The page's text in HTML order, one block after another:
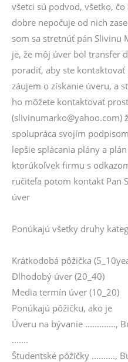
všetci sú podvod, všetko, čo
dobre nepočuje od nich
som sa stretnúť pán Slivinu
je, že môj úver bol transfer
poradiť, aby ste
záujem o získanie úveru, a
ho môžete kontaktovať
(slivinumarko@yahoo.com)
spolupráca svojím
lepšie splácania plány a
ktorúkoľvek firmu s
ručiteľa potom kontakt Pan
úver
Ponúkajú všetky druhy
Krátkodobá pôžička
Dlhodobý úver (20_40)
Media termín úver (10_20)
Ponúkajú pôžičku, ako je
Úveru na bývanie .............,
.......
Študentské pôžičky ..........,